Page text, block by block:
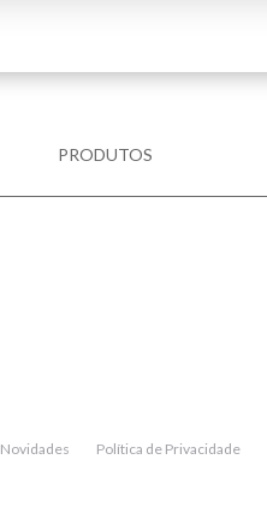
PRODUTOS
Novidades Política de Privacidade